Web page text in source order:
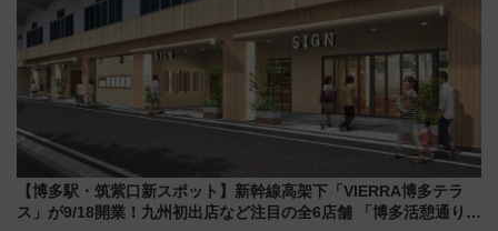
【博多駅・筑紫口新スポット】新幹線高架下「VIERRA博多テラ
ス」が9/18開業！九州初出店など注目の全6店舗 「博多活憩通り」